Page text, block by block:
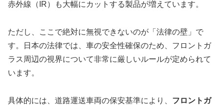
赤外線（IR）も大幅にカットする製品が増えています。
ただし、ここで絶対に無視できないのが「法律の壁」で
す。日本の法律では、車の安全性確保のため、フロントガ
ラス周辺の視界について非常に厳しいルールが定められて
います。
具体的には、道路運送車両の保安基準により、 フロントガ